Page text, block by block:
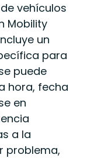
vehículos
Mobility
un
para
puede
hora, fecha
en
a la
problema,